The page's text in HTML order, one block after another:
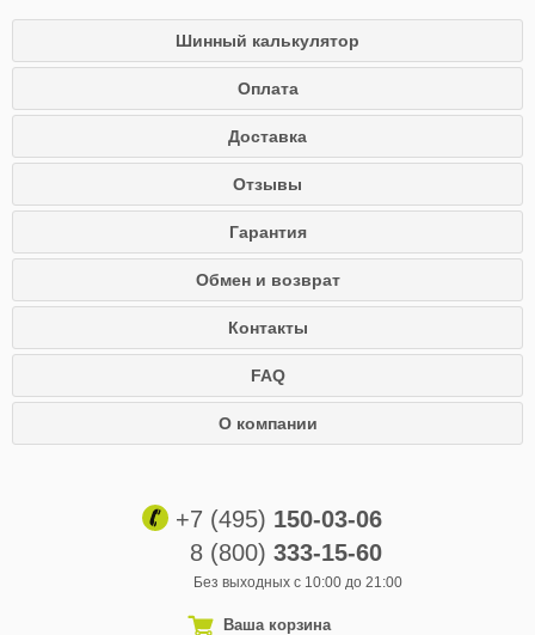
Шинный калькулятор
Оплата
Доставка
Отзывы
Гарантия
Обмен и возврат
Контакты
FAQ
О компании
+7 (495) 150-03-06
8 (800) 333-15-60
Без выходных с 10:00 до 21:00
Ваша корзина